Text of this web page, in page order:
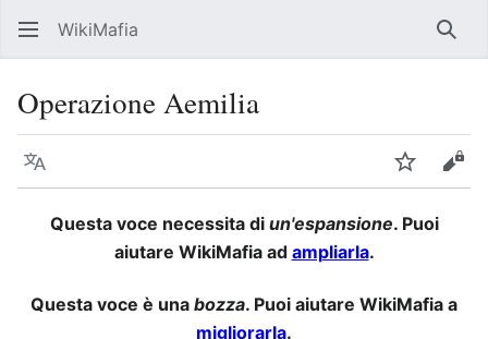
WikiMafia
Operazione Aemilia
Lingua Segui
Questa voce necessita di un'espansione. Puoi
aiutare WikiMafia ad ampliarla.
Questa voce è una bozza. Puoi aiutare WikiMafia a
migliorarla.